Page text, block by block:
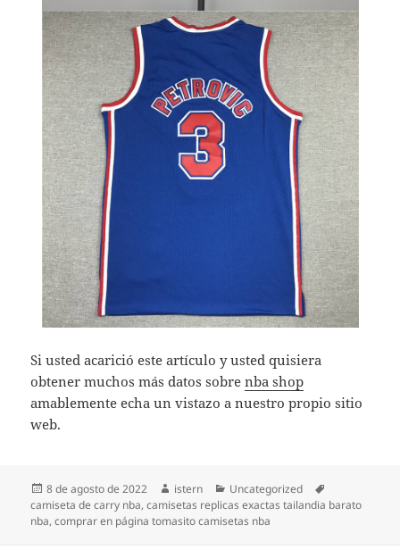
Si usted acarició este artículo y usted quisiera
obtener muchos más datos sobrenba shop
amablemente echa un vistazo a nuestro propio sitio
web.
Publicado
el
8 de agosto de 2022 Autor
istern Categorías
Uncategorized
camiseta de carry nba,camisetas replicas exactas tailandia barato
nba,comprar en página tomasito camisetas nba